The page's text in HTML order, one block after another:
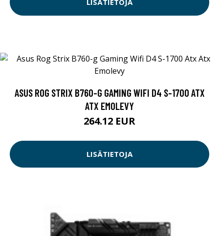
LISÄTIETOJA
ASUS ROG STRIX B760-G GAMING WIFI D4 S-1700 ATX
ATX EMOLEVY
264.12 EUR
LISÄTIETOJA